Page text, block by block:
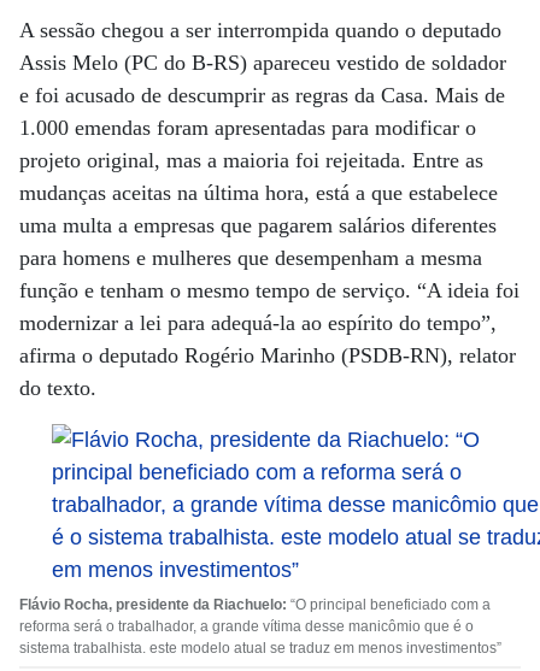
A sessão chegou a ser interrompida quando o deputado
Assis Melo (PC do B-RS) apareceu vestido de soldador
e foi acusado de descumprir as regras da Casa. Mais de
1.000 emendas foram apresentadas para modificar o
projeto original, mas a maioria foi rejeitada. Entre as
mudanças aceitas na última hora, está a que estabelece
uma multa a empresas que pagarem salários diferentes
para homens e mulheres que desempenham a mesma
função e tenham o mesmo tempo de serviço. “A ideia foi
modernizar a lei para adequá-la ao espírito do tempo”,
afirma o deputado Rogério Marinho (PSDB-RN), relator
do texto.
Flávio Rocha, presidente da Riachuelo: “O principal beneficiado com a
reforma será o trabalhador, a grande vítima desse manicômio que é o
sistema trabalhista. este modelo atual se traduz em menos investimentos”